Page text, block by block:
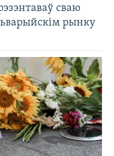
сваю
рынку